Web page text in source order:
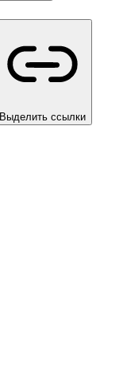
Выделить ссылки